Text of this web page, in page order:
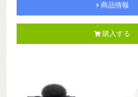
商品情報
購入する